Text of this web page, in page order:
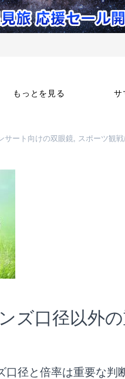
もっとを見る サ
ート向けの双眼鏡, スポーツ観
ズ口径以外
径と倍率は重要な判